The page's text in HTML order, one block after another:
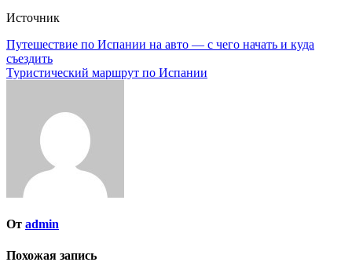
Источник
Навигация
по
Путешествие по Испании на авто — с чего начать и куда
съездить
Туристический маршрут по Испании
От admin
Похожая запись